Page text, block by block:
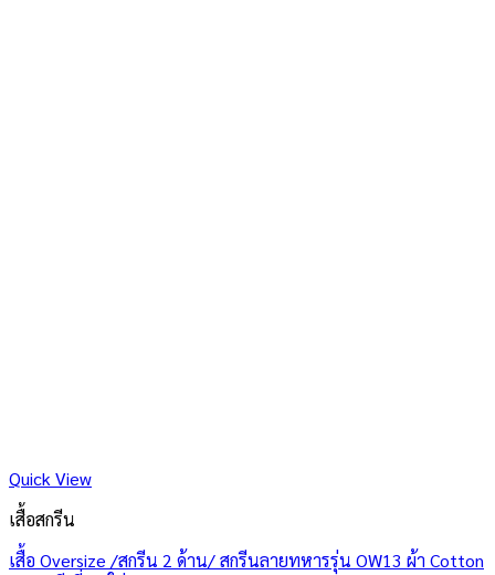
Quick View
เสื้อสกรีน
เสื้อ Oversize /สกรีน 2 ด้าน/ สกรีนลายทหารรุ่น OW13 ผ้า Cotton